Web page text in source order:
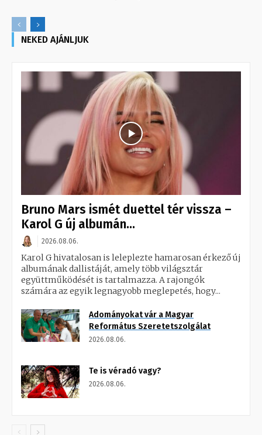
NEKED AJÁNLJUK
Bruno Mars ismét duettel tér vissza –
Karol G új albumán...
2026.08.06.
Karol G hivatalosan is leleplezte hamarosan érkező új
albumának dallistáját, amely több világsztár
együttműködését is tartalmazza. A rajongók
számára az egyik legnagyobb meglepetés, hogy...
Adományokat vár a Magyar
Református Szeretetszolgálat
2026.08.06.
Te is véradó vagy?
2026.08.06.